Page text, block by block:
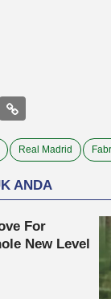
Real Madrid